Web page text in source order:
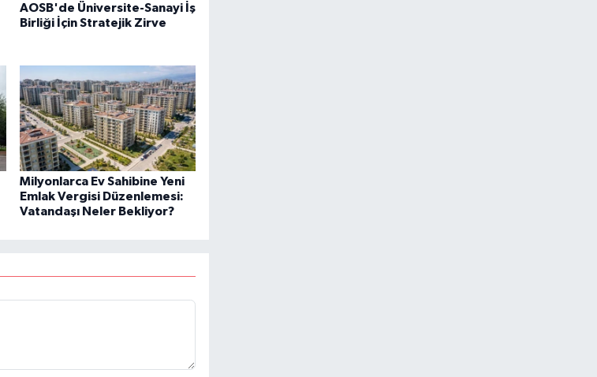
AOSB'de Üniversite-Sanayi İş
Birliği İçin Stratejik Zirve
Milyonlarca Ev Sahibine Yeni
Emlak Vergisi Düzenlemesi:
Vatandaşı Neler Bekliyor?